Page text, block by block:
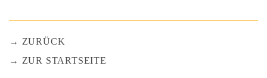
ZURÜCK
ZUR STARTSEITE